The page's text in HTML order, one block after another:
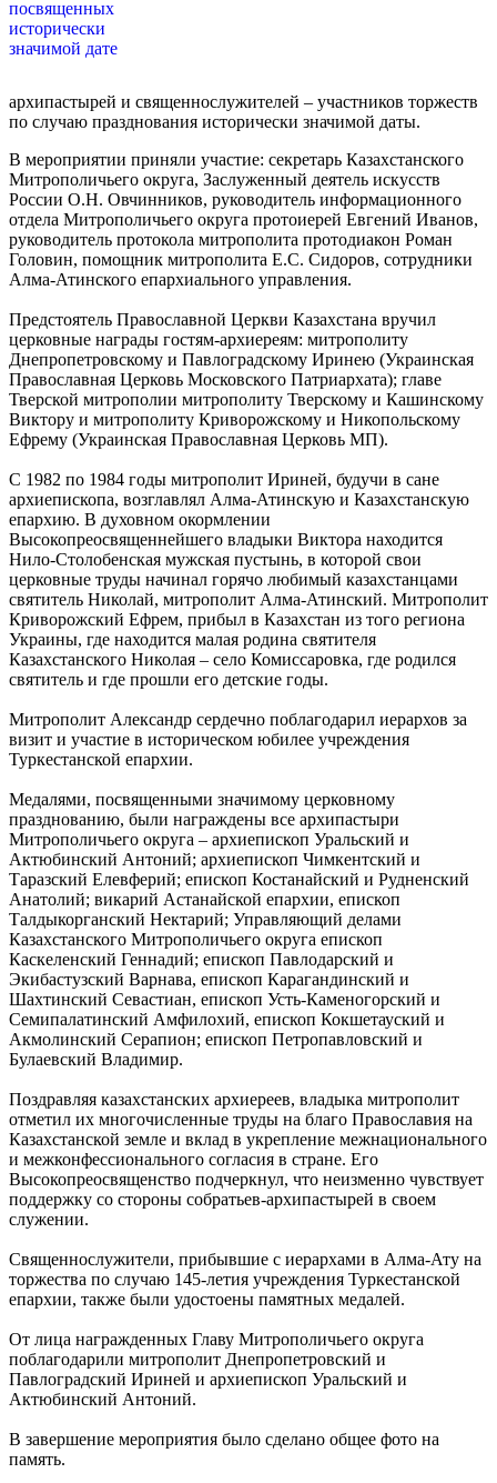
архипастырей и священнослужителей – участников торжеств
по случаю празднования исторически значимой даты.
В мероприятии приняли участие: секретарь Казахстанского
Митрополичьего округа, Заслуженный деятель искусств
России О.Н. Овчинников, руководитель информационного
отдела Митрополичьего округа протоиерей Евгений Иванов,
руководитель протокола митрополита протодиакон Роман
Головин, помощник митрополита Е.С. Сидоров, сотрудники
Алма-Атинского епархиального управления.
Предстоятель Православной Церкви Казахстана вручил
церковные награды гостям-архиереям: митрополиту
Днепропетровскому и Павлоградскому Иринею (Украинская
Православная Церковь Московского Патриархата); главе
Тверской митрополии митрополиту Тверскому и Кашинскому
Виктору и митрополиту Криворожскому и Никопольскому
Ефрему (Украинская Православная Церковь МП).
С 1982 по 1984 годы митрополит Ириней, будучи в сане
архиепископа, возглавлял Алма-Атинскую и Казахстанскую
епархию. В духовном окормлении
Высокопреосвященнейшего владыки Виктора находится
Нило-Столобенская мужская пустынь, в которой свои
церковные труды начинал горячо любимый казахстанцами
святитель Николай, митрополит Алма-Атинский. Митрополит
Криворожский Ефрем, прибыл в Казахстан из того региона
Украины, где находится малая родина святителя
Казахстанского Николая – село Комиссаровка, где родился
святитель и где прошли его детские годы.
Митрополит Александр сердечно поблагодарил иерархов за
визит и участие в историческом юбилее учреждения
Туркестанской епархии.
Медалями, посвященными значимому церковному
празднованию, были награждены все архипастыри
Митрополичьего округа – архиепископ Уральский и
Актюбинский Антоний; архиепископ Чимкентский и
Таразский Елевферий; епископ Костанайский и Рудненский
Анатолий; викарий Астанайской епархии, епископ
Талдыкорганский Нектарий; Управляющий делами
Казахстанского Митрополичьего округа епископ
Каскеленский Геннадий; епископ Павлодарский и
Экибастузский Варнава, епископ Карагандинский и
Шахтинский Севастиан, епископ Усть-Каменогорский и
Семипалатинский Амфилохий, епископ Кокшетауский и
Акмолинский Серапион; епископ Петропавловский и
Булаевский Владимир.
Поздравляя казахстанских архиереев, владыка митрополит
отметил их многочисленные труды на благо Православия на
Казахстанской земле и вклад в укрепление межнационального
и межконфессионального согласия в стране. Его
Высокопреосвященство подчеркнул, что неизменно чувствует
поддержку со стороны собратьев-архипастырей в своем
служении.
Священнослужители, прибывшие с иерархами в Алма-Ату на
торжества по случаю 145-летия учреждения Туркестанской
епархии, также были удостоены памятных медалей.
От лица награжденных Главу Митрополичьего округа
поблагодарили митрополит Днепропетровский и
Павлоградский Ириней и архиепископ Уральский и
Актюбинский Антоний.
В завершение мероприятия было сделано общее фото на
память.